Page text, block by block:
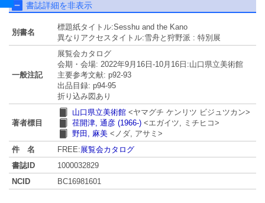
書誌詳細を非表示
別書名
標題紙タイトル:Sesshu and the Kano
異なりアクセスタイトル:雪舟と狩野派 : 特別展
一般注記
展覧会カタログ
会期・会場: 2022年9月16日-10月16日:山口県立美術館
主要参考文献: p92-93
出品目録: p94-95
折り込み図あり
著者標目
山口県立美術館 <ヤマグチ ケンリツ ビジュツカン>
荏開津, 通彦 (1966-) <エガイツ, ミチヒコ>
野田, 麻美 <ノダ, アサミ>
件 名
FREE:展覧会カタログ
書誌ID
1000032829
NCID
BC16981601